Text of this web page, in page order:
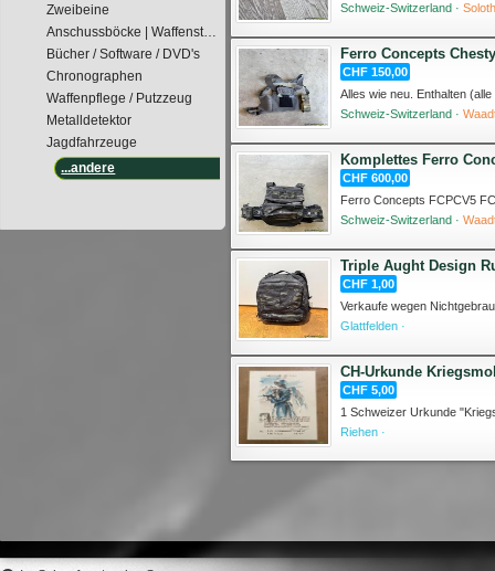
Schweiz-Switzerland ·
Ferro Concepts
CHF 150,00
Schweiz-Switzerland ·
Komplettes Ferro
CHF 600,00
Schweiz-Switzerland ·
Triple Aught Design
CHF 1,00
Glattfelden ·
CH-Urkunde
CHF 5,00
Riehen ·
Zweibeine
Anschussböcke | Waffenstütze
Bücher / Software / DVD's
Chronographen
Waffenpflege / Putzzeug
Metalldetektor
Jagdfahrzeuge
...andere